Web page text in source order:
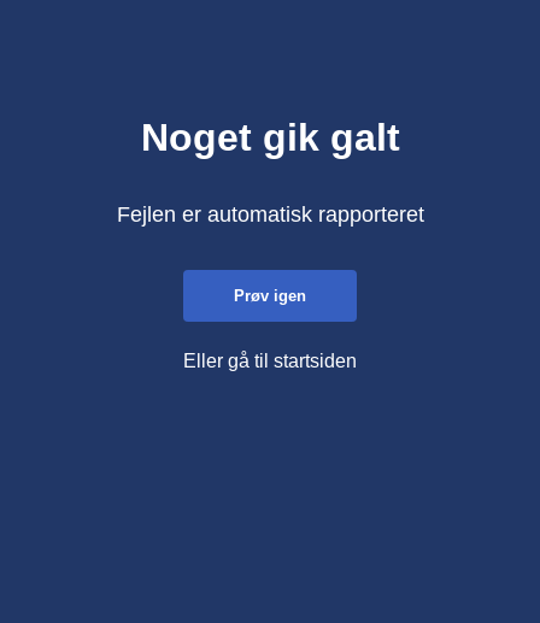
Noget gik galt
Fejlen er automatisk rapporteret
Prøv igen
Eller gå til startsiden